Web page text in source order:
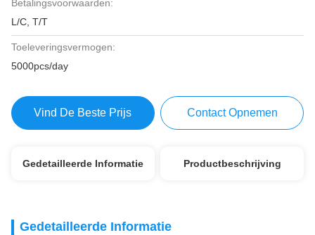
Betalingsvoorwaarden:
L/C, T/T
Toeleveringsvermogen:
5000pcs/day
Vind De Beste Prijs Contact Opnemen
Gedetailleerde Informatie Productbeschrijving
Gedetailleerde Informatie